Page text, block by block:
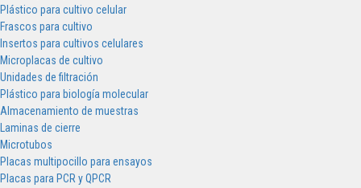
Plástico para cultivo celular
Frascos para cultivo
Insertos para cultivos celulares
Microplacas de cultivo
Unidades de filtración
Plástico para biología molecular
Almacenamiento de muestras
Laminas de cierre
Microtubos
Placas multipocillo para ensayos
Placas para PCR y QPCR